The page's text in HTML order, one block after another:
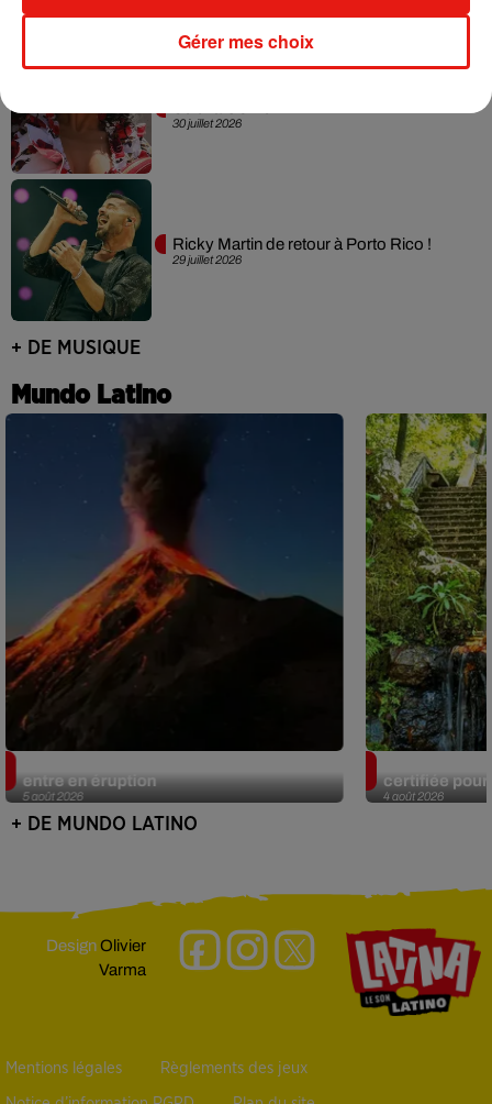
30 juillet 2026
29 juillet 2026
Ricky Martin de retour à Porto Rico !
+ DE MUSIQUE
Mundo Latino
5 août 2026
entre en éruption
4 août 2026
certifiée pour
+ DE MUNDO LATINO
DesignOlivier
Varma
Mentions légales Règlements des jeux
Gérer mes choix